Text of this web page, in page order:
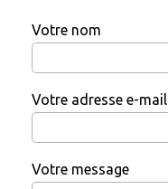
Votre nom
Votre adresse e-mail
Votre message